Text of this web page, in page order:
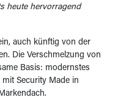
heute hervorragend
auch künftig von der
Die Verschmelzung von
Basis: modernstes
Security Made in